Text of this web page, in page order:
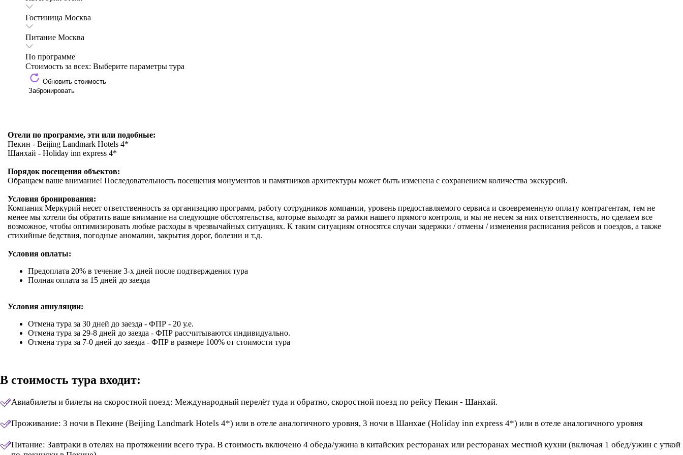
Гостиница Москва
Питание Москва
По программе
Стоимость за всех: Выберите параметры тура
Обновить стоимость
Забронировать
Отели по программе, эти или подобные:
Пекин - Beijing Landmark Hotels 4*
Шанхай - Holiday inn express 4*
Порядок посещения объектов:
Обращаем ваше внимание! Последовательность посещения монументов и памятников архитектуры может быть измененa с сохранением количества экскурсий.
Условия бронирования:
Компания Меркурий несет ответственность за организацию программ, работу сотрудников компании, уровень предоставляемого сервиса и своевременную оплату контрагентам, тем не
менее мы хотели бы обратить ваше внимание на следующие обстоятельства, которые выходят за рамки нашего прямого контроля, и мы не несем за них ответственность, но сделаем все
возможное, чтобы оптимизировать любые расходы в чрезвычайных ситуациях. К таким ситуациям относятся случаи задержки / отмены / изменения расписания рейсов и поездов, а также
стихийные бедствия, погодные аномалии, закрытия дорог, болезни и т.д.
Условия оплаты:
Предоплата 20% в течение 3-х дней после подтверждения тура
Полная оплата за 15 дней до заезда
Условия аннуляции:
Отмена тура за 30 дней до заезда - ФПР - 20 у.е.
Отмена тура за 29-8 дней до заезда - ФПР рассчитываются индивидуально.
Отмена тура за 7-0 дней до заезда - ФПР в размере 100% от стоимости тура
В стоимость тура входит:
Авиабилеты и билеты на скоростной поезд:​ Международный перелёт туда и обратно, скоростной поезд по рейсу Пекин - Шанхай.
Проживание:​ 3 ночи в Пекине (Beijing Landmark Hotels 4*) или в отеле аналогичного уровня, 3 ночи в Шанхае (Holiday inn express 4*) или в отеле аналогичного уровня
Питание:​ Завтраки в отелях на протяжении всего тура. В стоимость включено 4 обеда/ужина в китайских ресторанах или ресторанах местной кухни (включая 1 обед/ужин с уткой